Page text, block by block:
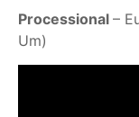
Processional –
Um)